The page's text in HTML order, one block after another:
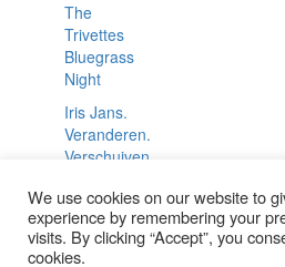
The
Trivettes
Bluegrass
Night
Iris Jans.
Veranderen.
Verschuiven
Die
Dschunkel
Sonic Picnic
We use cookies on our website to
experience by remembering your
visits. By clicking “Accept”, you
cookies.